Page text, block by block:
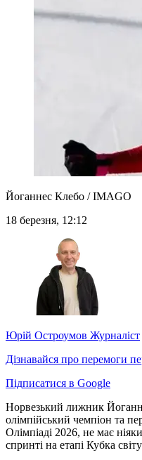
Йоганнес Клебо / IMAGO
18 березня, 12:12
Юрій Остроумов Журналіст
Дізнавайся про перемоги
Підписатися в Google
Норвезький лижник
олімпійський чемпіон та
Олімпіаді 2026, не має
спринті на етапі Кубка